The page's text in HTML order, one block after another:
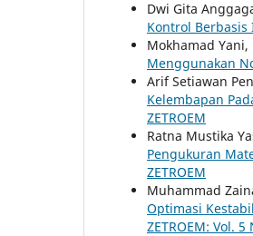
Dwi Gita
Kontrol Berbasis
Mokhamad
Menggunakan
Arif Setiawan
Kelembapan
ZETROEM
Ratna Mustika
Pengukuran
ZETROEM
Muhammad
Optimasi
ZETROEM: Vol. 5